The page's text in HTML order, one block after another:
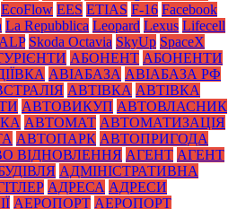
EcoFlow EES ETIAS F-16 Facebook
La Repubblica Leopard Lexus Lifecell
Skoda Octavia SkyUp SpaceX
АБОНЕНТ АБОНЕНТИ
АВІАБАЗА АВІАБАЗА РФ
АВТІВКА АВТІВКА
АВТОВИКУП АВТОВЛАСНИК
АВТОМАТ АВТОМАТИЗАЦІЯ
АВТОПАРК АВТОПРИГОДА
ВІДНОВЛЕННЯ АГЕНТ АГЕНТ
АДМІНІСТРАТИВНА
АДРЕСА АДРЕСИ
АЕРОПОРТ АЕРОПОРТ